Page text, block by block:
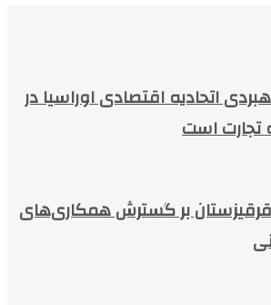
اتحادیه اقتصادی اوراسیا در
است
قرقیزستان بر گسترش همکاری‌های